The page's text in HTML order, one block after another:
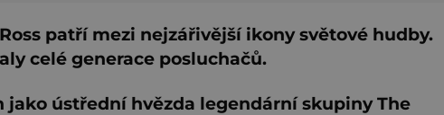
patří mezi nejzářivější ikony světové hudby.
celé generace posluchačů.
jako ústřední hvězda legendární skupiny The